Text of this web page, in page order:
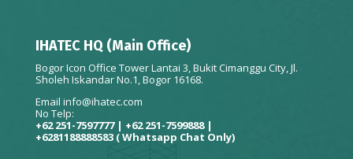
IHATEC HQ (Main Office)
Bogor Icon Office Tower Lantai 3, Bukit Cimanggu City, Jl.
Sholeh Iskandar No.1, Bogor 16168.
Email info@ihatec.com
No Telp:
+62 251-7597777 | +62 251-7599888 |
+6281188888583 ( Whatsapp Chat Only)